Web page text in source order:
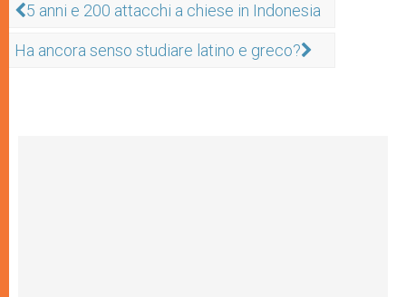
5 anni e 200 attacchi a chiese in Indonesia
Ha ancora senso studiare latino e greco?